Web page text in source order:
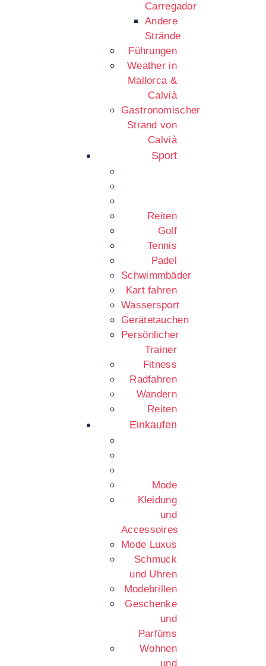
Carregador
Andere
Strände
Führungen
Weather in
Mallorca &
Calvià
Gastronomischer
Strand von
Calvià
Sport
Reiten
Golf
Tennis
Padel
Schwimmbäder
Kart fahren
Wassersport
Gerätetauchen
Persönlicher
Trainer
Fitness
Radfahren
Wandern
Reiten
Einkaufen
Mode
Kleidung
und
Accessoires
Mode Luxus
Schmuck
und Uhren
Modebrillen
Geschenke
und
Parfüms
Wohnen
und